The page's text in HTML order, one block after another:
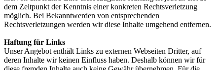
dem Zeitpunkt der Kenntnis einer konkreten Rechtsverletzung
möglich. Bei Bekanntwerden von entsprechenden
Rechtsverletzungen werden wir diese Inhalte umgehend entfernen.
Haftung für Links
Unser Angebot enthält Links zu externen Webseiten Dritter, auf
deren Inhalte wir keinen Einfluss haben. Deshalb können wir für